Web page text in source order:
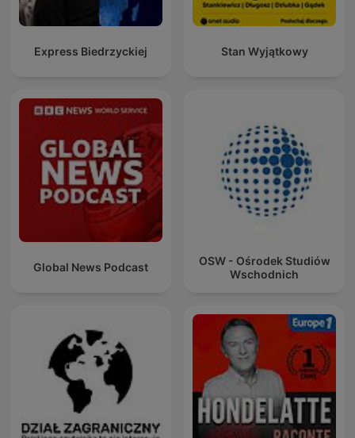
Express Biedrzyckiej Stan Wyjątkowy
Global News Podcast
OSW - Ośrodek Studiów
Wschodnich